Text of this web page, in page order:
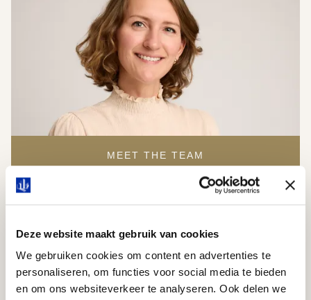
Deze website maakt gebruik van cookies
We gebruiken cookies om content en advertenties te
personaliseren, om functies voor social media te bieden
en om ons websiteverkeer te analyseren. Ook delen we
MEET THE TEAM
Grenzen verleggen